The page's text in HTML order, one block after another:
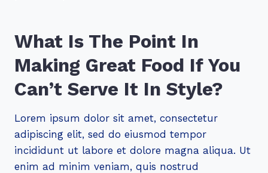
What Is The Point In
Making Great Food If You
Can’t Serve It In Style?
Lorem ipsum dolor sit amet, consectetur
adipiscing elit, sed do eiusmod tempor
incididunt ut labore et dolore magna aliqua. Ut
enim ad minim veniam, quis nostrud